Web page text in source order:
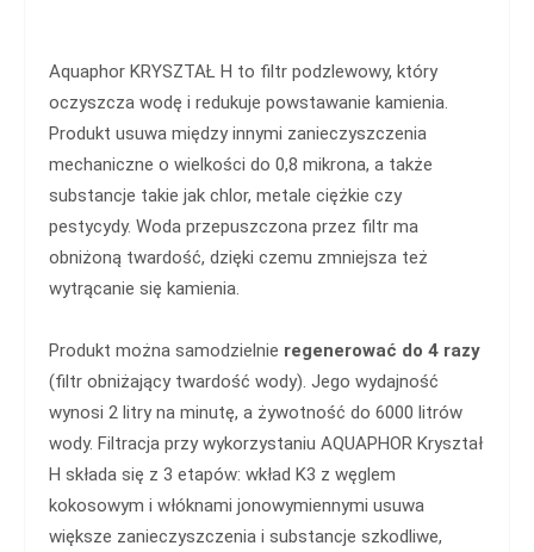
Aquaphor KRYSZTAŁ H to filtr podzlewowy, który
oczyszcza wodę i redukuje powstawanie kamienia.
Produkt usuwa między innymi zanieczyszczenia
mechaniczne o wielkości do 0,8 mikrona, a także
substancje takie jak chlor, metale ciężkie czy
pestycydy. Woda przepuszczona przez filtr ma
obniżoną twardość, dzięki czemu zmniejsza też
wytrącanie się kamienia.
Produkt można samodzielnie regenerować do 4 razy
(filtr obniżający twardość wody). Jego wydajność
wynosi 2 litry na minutę, a żywotność do 6000 litrów
wody. Filtracja przy wykorzystaniu AQUAPHOR Kryształ
H składa się z 3 etapów: wkład K3 z węglem
kokosowym i włóknami jonowymiennymi usuwa
większe zanieczyszczenia i substancje szkodliwe,